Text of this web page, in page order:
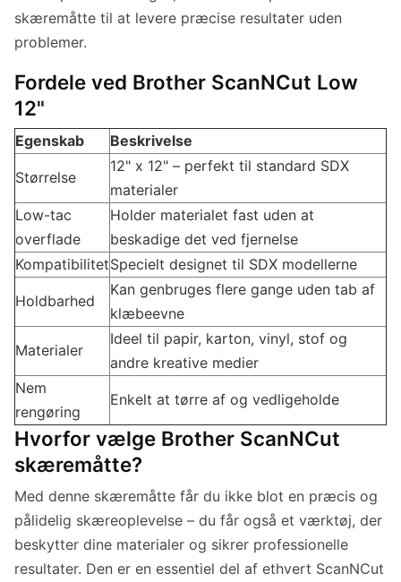
skæremåtte til at levere præcise resultater uden
problemer.
Fordele ved Brother ScanNCut Low
12"
Egenskab Beskrivelse
Størrelse
12" x 12" – perfekt til standard SDX
materialer
Low-tac
overflade
Holder materialet fast uden at
beskadige det ved fjernelse
KompatibilitetSpecielt designet til SDX modellerne
Holdbarhed
Kan genbruges flere gange uden tab af
klæbeevne
Materialer
Ideel til papir, karton, vinyl, stof og
andre kreative medier
Nem
rengøring
Enkelt at tørre af og vedligeholde
Hvorfor vælge Brother ScanNCut
skæremåtte?
Med denne skæremåtte får du ikke blot en præcis og
pålidelig skæreoplevelse – du får også et værktøj, der
beskytter dine materialer og sikrer professionelle
resultater. Den er en essentiel del af ethvert ScanNCut